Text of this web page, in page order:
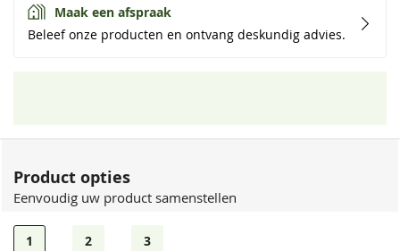
Maak een afspraak
Beleef onze producten en ontvang deskundig advies.
Product opties
Eenvoudig uw product samenstellen
1 2 3